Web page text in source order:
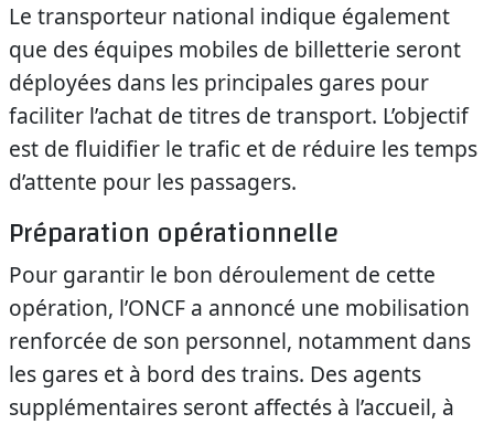
Le transporteur national indique également
que des équipes mobiles de billetterie seront
déployées dans les principales gares pour
faciliter l’achat de titres de transport. L’objectif
est de fluidifier le trafic et de réduire les temps
d’attente pour les passagers.
Préparation opérationnelle
Pour garantir le bon déroulement de cette
opération, l’ONCF a annoncé une mobilisation
renforcée de son personnel, notamment dans
les gares et à bord des trains. Des agents
supplémentaires seront affectés à l’accueil, à